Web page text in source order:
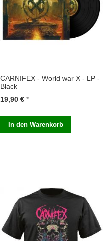
CARNIFEX - World war X - LP -
Black
19,90 €
In den Warenkorb